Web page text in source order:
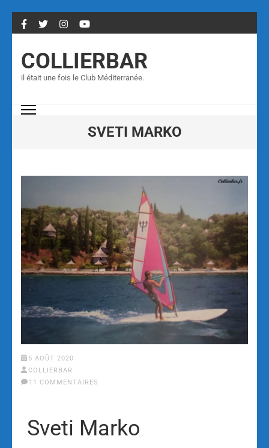
COLLIERBAR
il était une fois le Club Méditerranée.
SVETI MARKO
5 AOÛT 2020
COLLIERBAR
11 COMMENTAIRES
Sveti Marko